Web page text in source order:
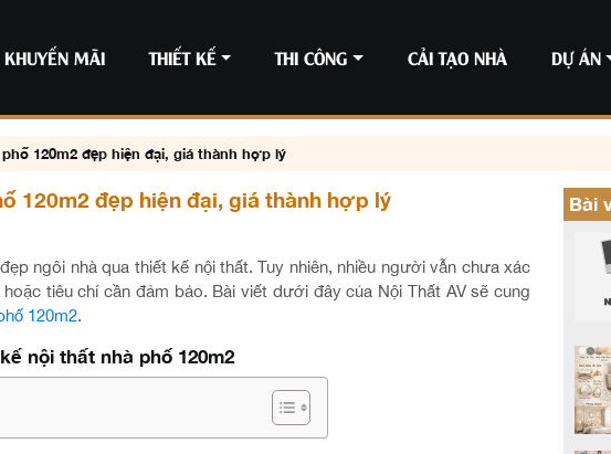
KHUYẾN MÃI THIẾT KẾ THI CÔNG CẢI TẠO NHÀ DỰ ÁN
120m2 đẹp hiện đại, giá thành hợp lý
120m2 đẹp hiện đại, giá thành hợp lý
ngôi nhà qua thiết kế nội thất. Tuy nhiên, nhiều người vẫn chưa xác
tiêu chí cần đảm bảo. Bài viết dưới đây của Nội Thất AV sẽ cung
120m2.
nội thất nhà phố 120m2
Bài